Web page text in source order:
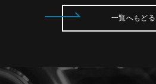
一覧へもどる